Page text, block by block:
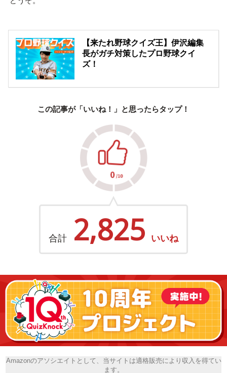
【来たれ野球クイズ王】伊沢編集
長がガチ対策したプロ野球クイ
ズ！
この記事が「いいね！」と思ったらタップ！
合計 2,825 いいね
Amazonのアソシエイトとして、当サイトは適格販売により収入を得てい
ます。